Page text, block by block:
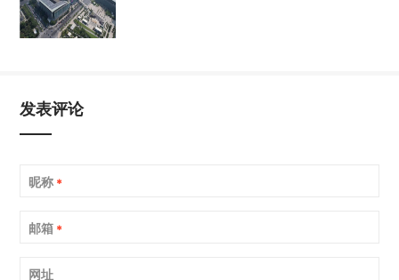
发表评论
昵称 *
邮箱 *
网址